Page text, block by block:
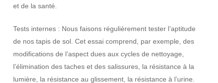
et de la santé.
Tests internes : Nous faisons régulièrement tester l’aptitude
de nos tapis de sol. Cet essai comprend, par exemple, des
modifications de l’aspect dues aux cycles de nettoyage,
l’élimination des taches et des salissures, la résistance à la
lumière, la résistance au glissement, la résistance à l’urine.